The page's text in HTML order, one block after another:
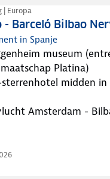
- Barceló Bilbao
| Europa
in Spanje
Platina)
Amsterdam -